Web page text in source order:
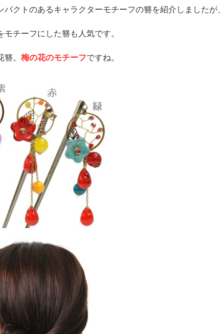
パクトのあるキャラクターモチーフの簪を紹介しましたが、
モチーフにした簪も人気です。
。 梅の花のモチーフですね。